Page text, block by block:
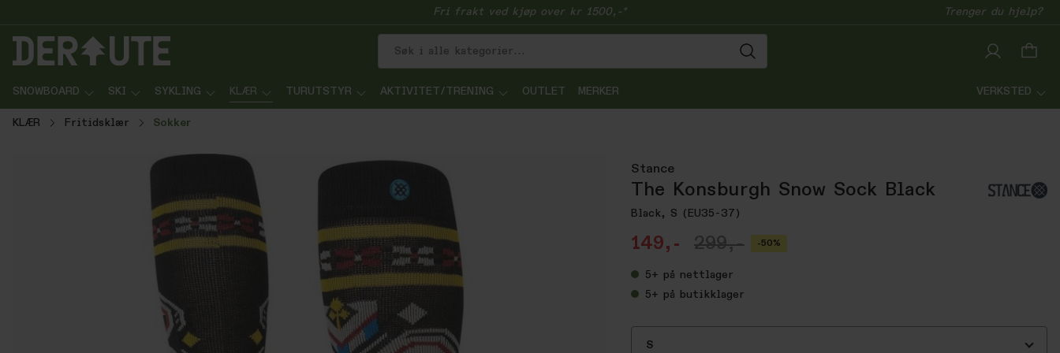
Fri frakt ved kjøp over kr 1500,-* Trenger du hjelp?
SNOWBOARD SKI SYKLING KLÆR TURUTSTYR AKTIVITET/TRENING OUTLET MERKER VERKSTED
KLÆR Fritidsklær Sokker
Stance
The Konsburgh Snow Sock Black
Black, S (EU35-37)
149,- 299,- -50%
5+ på nettlager
5+ på butikklager
S